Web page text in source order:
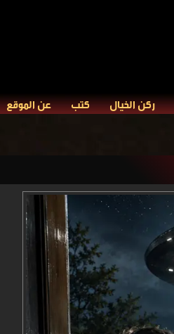
ركن الخيال كتب عن الموقع